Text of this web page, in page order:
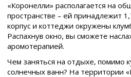
«Коронелли» располагается на
пространстве – ей принадлежит
корпус и коттеджи окружены
Распахнув окно, вы сможете
аромотерапией.
Чем заняться на отдыхе, помимо
солнечных ванн? На территории